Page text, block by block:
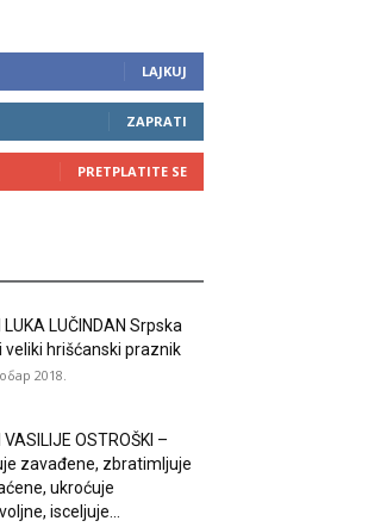
LAJKUJ
ZAPRATI
PRETPLATITE SE
LUKA LUČINDAN Srpska
veliki hrišćanski praznik
2018.
VASILIJE OSTROŠKI –
zavađene, zbratimljuje
ukroćuje
isceljuje...